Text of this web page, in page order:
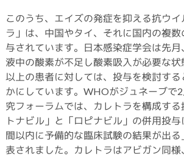
このうち、エイズの発症を抑える抗ウイ
ラ」は、中国やタイ、それに国内の複
与されています。日本感染症学会は先月
液中の酸素が不足し酸素吸入が必要な
以上の患者に対しては、投与を検討する
かにしています。WHOがジュネーブで
究フォーラムでは、カレトラを構成する
トナビル」と「ロピナビル」の併用投
間以内に予備的な臨床試験の結果が出
表されました。カレトラはアビガン同